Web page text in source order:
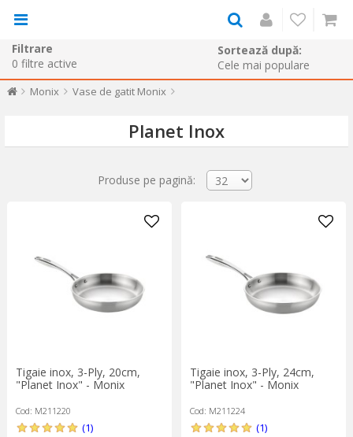
Filtrare
0 filtre active
Sortează după:
Monix Vase de gatit Monix
Planet Inox
Produse pe pagină:
Tigaie inox, 3-Ply, 20cm,
"Planet Inox" - Monix
Cod: M211220
(1)
Tigaie inox, 3-Ply, 24cm,
"Planet Inox" - Monix
Cod: M211224
(1)